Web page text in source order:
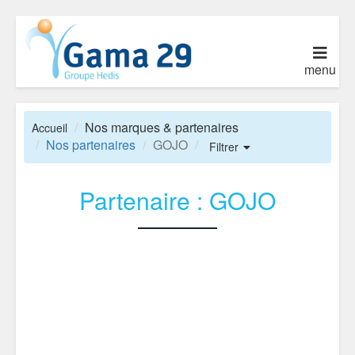
menu
Accueil
Nos marques & partenaires
Nos partenaires
GOJO Filtrer
Partenaire : GOJO